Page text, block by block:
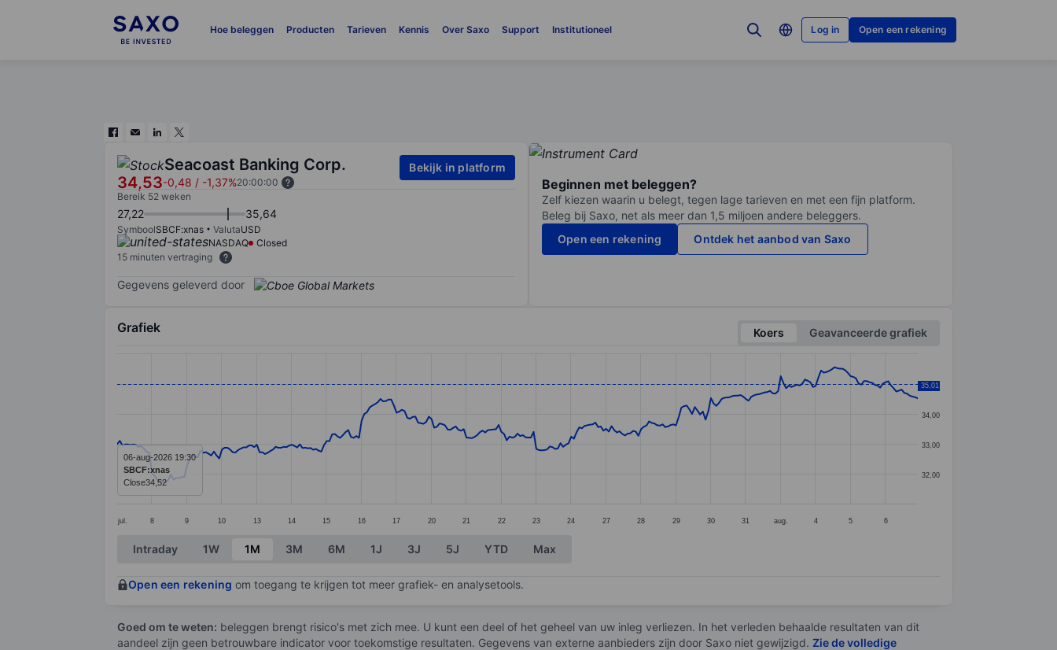
Hoe beleggen Producten Tarieven Kennis Over Saxo Support Institutioneel Log in Open een rekening
Seacoast Banking Corp.
34,53-0,48 / -1,37%20:00:00
Bekijk in platform
Bereik 52 weken
27,22 35,64
SymboolSBCF:xnas ValutaUSD
NASDAQ
Closed
15 minuten vertraging
Gegevens geleverd door
Beginnen met beleggen?
Zelf kiezen waarin u belegt, tegen lage tarieven en met een fijn platform.
Beleg bij Saxo, net als meer dan 1,5 miljoen andere beleggers.
Open een rekening
Ontdek het aanbod van Saxo
Grafiek Koers
Geavanceerde grafiek
The chart has 1 X axis displaying categories.
The chart has 1 Y axis displaying values. Data ranges from 31.7 to 35.56.
jul. 8 9 10 13 14 15 16 17 20 21 22 23 24 27 28 29 30 31 aug. 4 5 6
32,00
33,00
34,00
35,00
35,01
06-aug-2026 19:30
SBCF:xnas
Close34,52
End of interactive chart.
Intraday 1W 1M 3M 6M 1J 3J 5J YTD Max
Open een rekening om toegang te krijgen tot meer grafiek- en analysetools.
Goed om te weten: beleggen brengt risico's met zich mee. U kunt een deel of het geheel van uw inleg verliezen. In het verleden behaalde resultaten van dit
aandeel zijn geen betrouwbare indicator voor toekomstige resultaten. Gegevens van externe aanbieders zijn door Saxo niet gewijzigd. Zie de volledige